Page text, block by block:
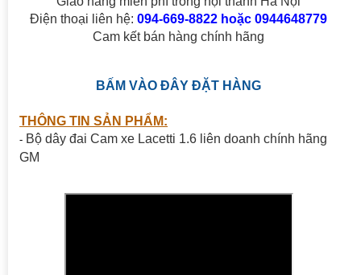
Điện thoại liên hệ:094-669-8822 hoặc 0944648779
Cam kết bán hàng chính hãng
BẤM VÀO ĐÂY ĐẶT HÀNG
THÔNG TIN SẢN PHẨM:
- Bộ dây đai Cam xe Lacetti 1.6 liên doanh chính hãng
GM